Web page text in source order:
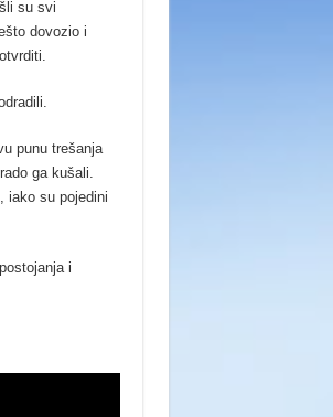
su svi
dovozio i
punu trešanja
ga kušali.
iako su pojedini
i